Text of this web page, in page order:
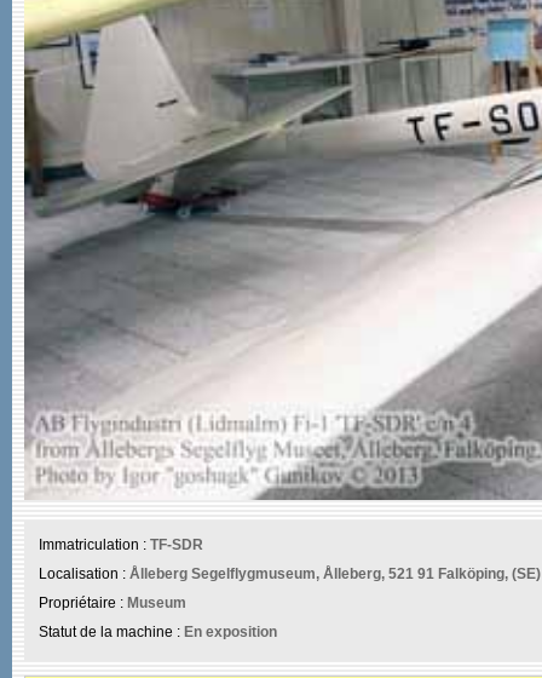
Immatriculation : TF-SDR
Localisation : Ålleberg Segelflygmuseum, Ålleberg, 521 91 Falköping, (SE)
Propriétaire : Museum
Statut de la machine : En exposition